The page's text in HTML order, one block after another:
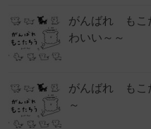
がんばれ もこ
わいい～～
がんばれ もこ
～